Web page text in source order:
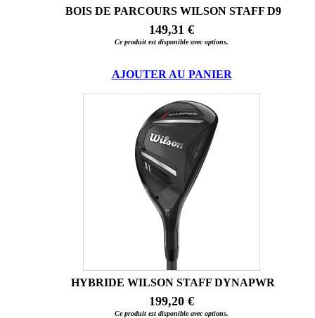
BOIS DE PARCOURS WILSON STAFF D9
149,31 €
Ce produit est disponible avec options.
AJOUTER AU PANIER
HYBRIDE WILSON STAFF DYNAPWR
199,20 €
Ce produit est disponible avec options.